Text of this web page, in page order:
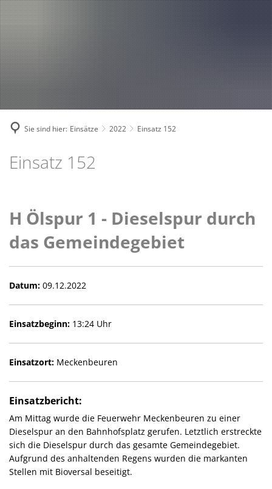
2024
2023
2022
2021
Fachgebiete und
Mannschaft
Jugend
Spielmannszug
Mitglied werden
A
A
A
Sie sind hier: Einsätze 2022 Einsatz 152
Einsatz 152
H Ölspur 1 - Dieselspur durch
das Gemeindegebiet
Datum: 09.12.2022
Einsatzbeginn: 13:24 Uhr
Einsatzort: Meckenbeuren
Einsatzbericht:
Am Mittag wurde die Feuerwehr Meckenbeuren zu einer
Dieselspur an den Bahnhofsplatz gerufen. Letztlich erstreckte
sich die Dieselspur durch das gesamte Gemeindegebiet.
Aufgrund des anhaltenden Regens wurden die markanten
Stellen mit Bioversal beseitigt.